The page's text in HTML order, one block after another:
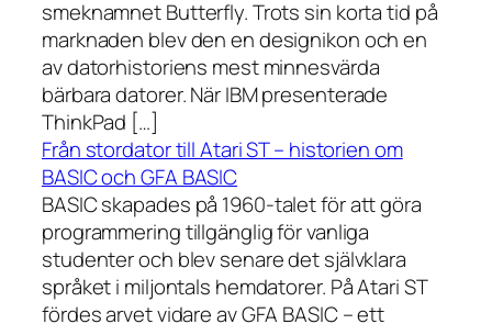
smeknamnet Butterfly. Trots sin korta tid på
marknaden blev den en designikon och en
av datorhistoriens mest minnesvärda
bärbara datorer. När IBM presenterade
ThinkPad […]
Från stordator till Atari ST – historien om
BASIC och GFA BASIC
BASIC skapades på 1960-talet för att göra
programmering tillgänglig för vanliga
studenter och blev senare det självklara
språket i miljontals hemdatorer. På Atari ST
fördes arvet vidare av GFA BASIC – ett